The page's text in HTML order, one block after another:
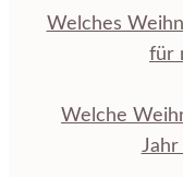
Welches
für
Welche
Jahr